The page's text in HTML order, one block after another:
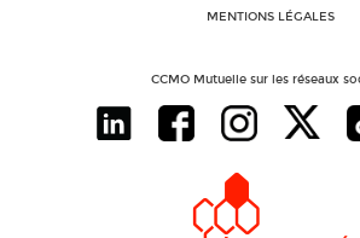
MENTIONS LÉGALES
CCMO Mutuelle sur les réseaux